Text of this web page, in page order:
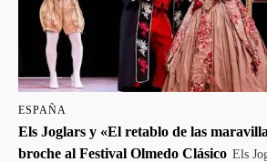
ESPAÑA
Els Joglars y «El retablo de las
broche al Festival Olmedo Clásico Els